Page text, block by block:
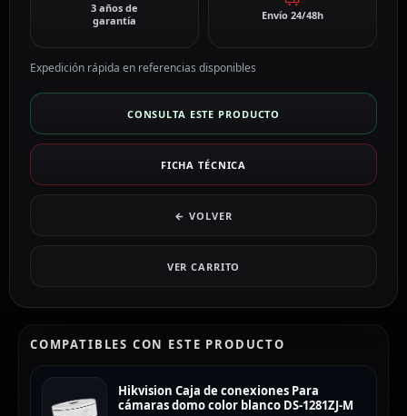
3 años de
garantía
Envío 24/48h
Expedición rápida en referencias disponibles
CONSULTA ESTE PRODUCTO
FICHA TÉCNICA
← VOLVER
VER CARRITO
COMPATIBLES CON ESTE PRODUCTO
Hikvision Caja de conexiones Para
cámaras domo color blanco DS-1281ZJ-M